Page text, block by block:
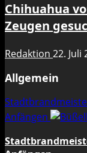
Chihuahua
Zeugen
Redaktion 22. Juli
Allgemein
Anfängen